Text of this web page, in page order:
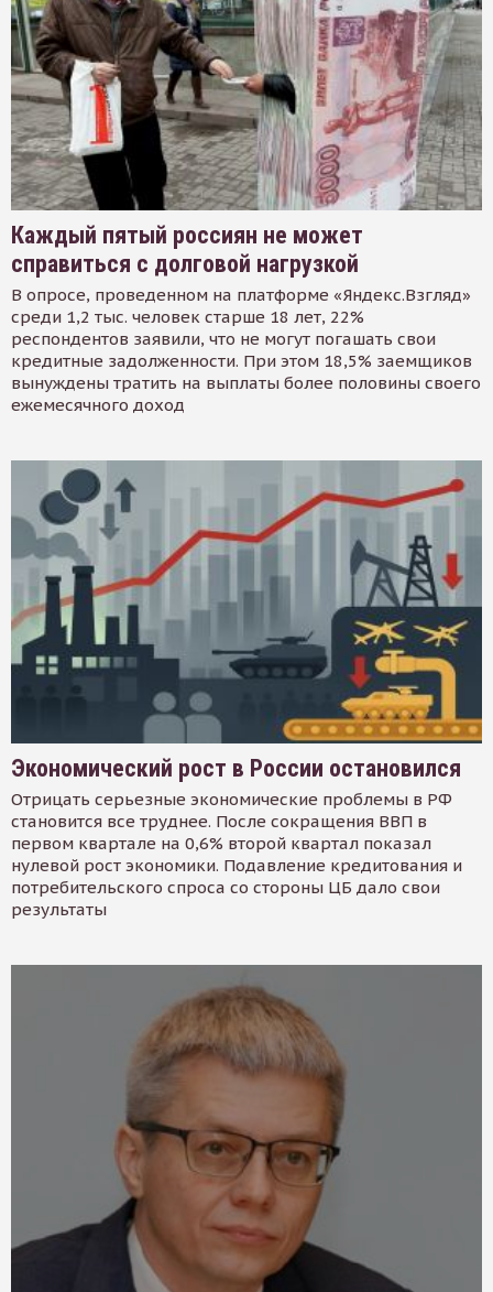
Каждый пятый россиян не может
справиться с долговой нагрузкой
В опросе, проведенном на платформе «Яндекс.Взгляд»
среди 1,2 тыс. человек старше 18 лет, 22%
респондентов заявили, что не могут погашать свои
кредитные задолженности. При этом 18,5% заемщиков
вынуждены тратить на выплаты более половины своего
ежемесячного доход
Экономический рост в России остановился
Отрицать серьезные экономические проблемы в РФ
становится все труднее. После сокращения ВВП в
первом квартале на 0,6% второй квартал показал
нулевой рост экономики. Подавление кредитования и
потребительского спроса со стороны ЦБ дало свои
результаты